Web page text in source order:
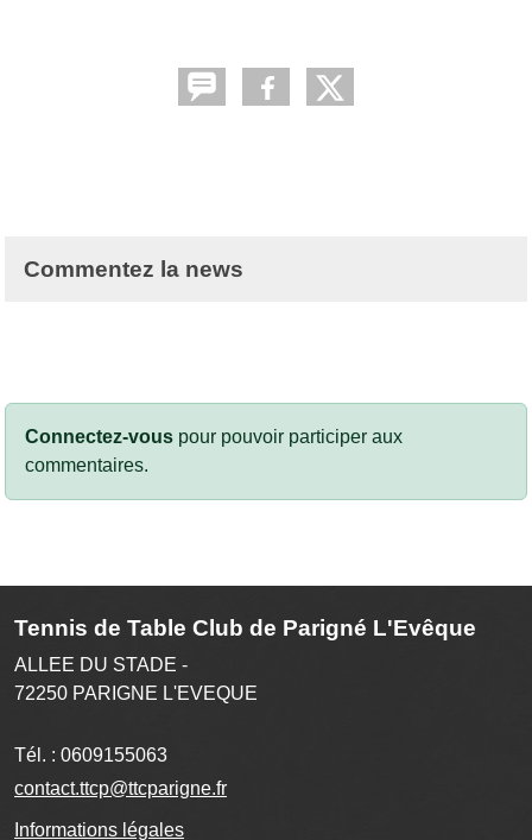
Commentez la news
Connectez-vous pour pouvoir participer aux
commentaires.
Tennis de Table Club de Parigné L'Evêque
ALLEE DU STADE -
72250 PARIGNE L'EVEQUE
Tél. : 0609155063
contact.ttcp@ttcparigne.fr
Informations légales